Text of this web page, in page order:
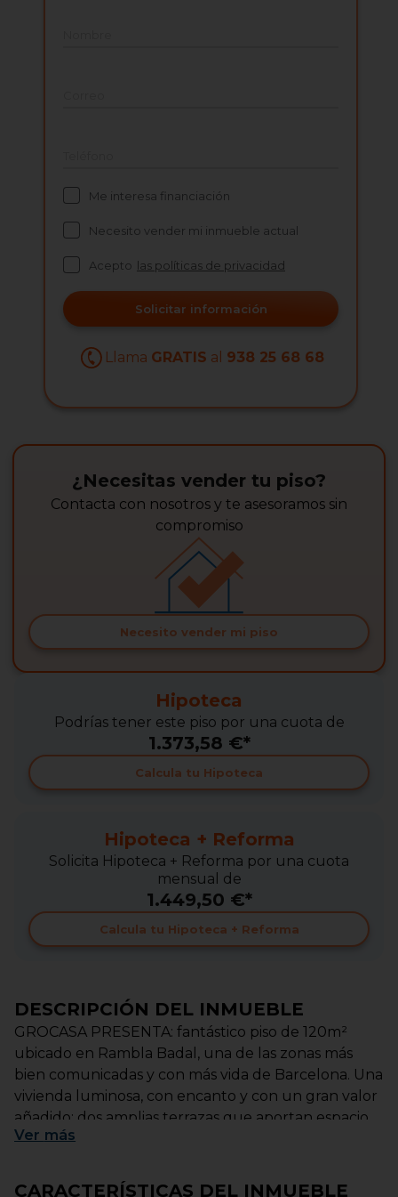
Me interesa financiación
Necesito vender mi inmueble actual
Acepto las políticas de privacidad
Solicitar información
Llama GRATIS al 938 25 68 68
¿Necesitas vender tu piso?
Contacta con nosotros y te asesoramos sin
compromiso
Necesito vender mi piso
Hipoteca
Podrías tener este piso por una cuota de
1.373,58 €*
Calcula tu Hipoteca
Hipoteca + Reforma
Solicita Hipoteca + Reforma por una cuota
mensual de
1.449,50 €*
Calcula tu Hipoteca + Reforma
DESCRIPCIÓN DEL INMUEBLE
GROCASA PRESENTA: fantástico piso de 120m²
ubicado en Rambla Badal, una de las zonas más
bien comunicadas y con más vida de Barcelona. Una
vivienda luminosa, con encanto y con un gran valor
añadido: dos amplias terrazas que aportan espacio
exterior y abundante luz natural.
La vivienda dispone de 3 habitaciones, 1 baño
Ver más
CARACTERÍSTICAS DEL INMUEBLE